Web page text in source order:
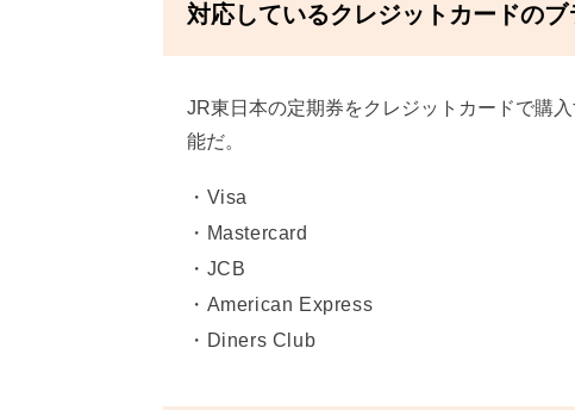
対応しているクレジットカードのブ
JR東日本の定期券をクレジットカードで購
能だ。
Visa
Mastercard
JCB
American Express
Diners Club